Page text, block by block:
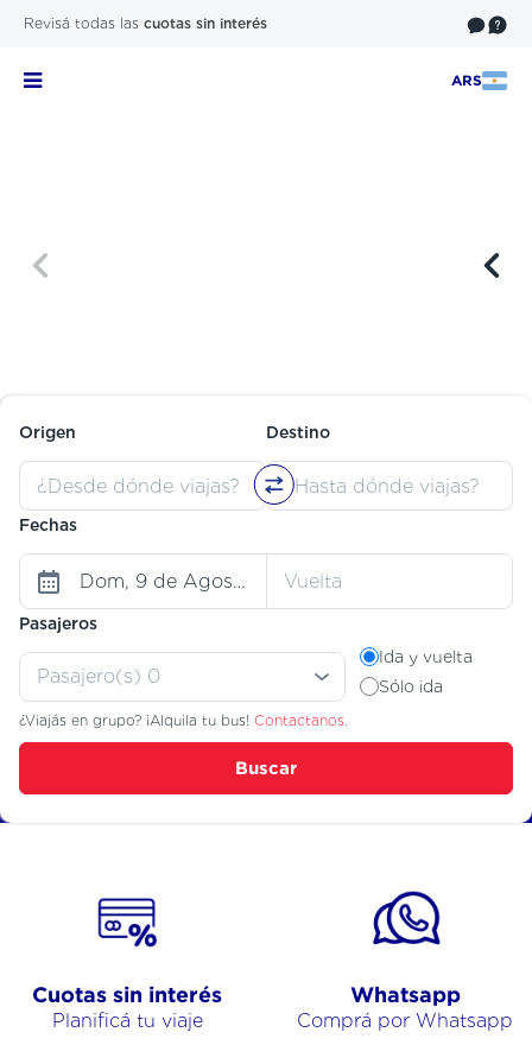
Revisá todas las cuotas sin interés
ARS
Origen Destino
Fechas
Pasajeros
Ida y vuelta
Sólo ida
¿Viajás en grupo? ¡Alquila tu bus! Contactanos.
Buscar
Cuotas sin interés
Planificá tu viaje
Whatsapp
Comprá por Whatsapp